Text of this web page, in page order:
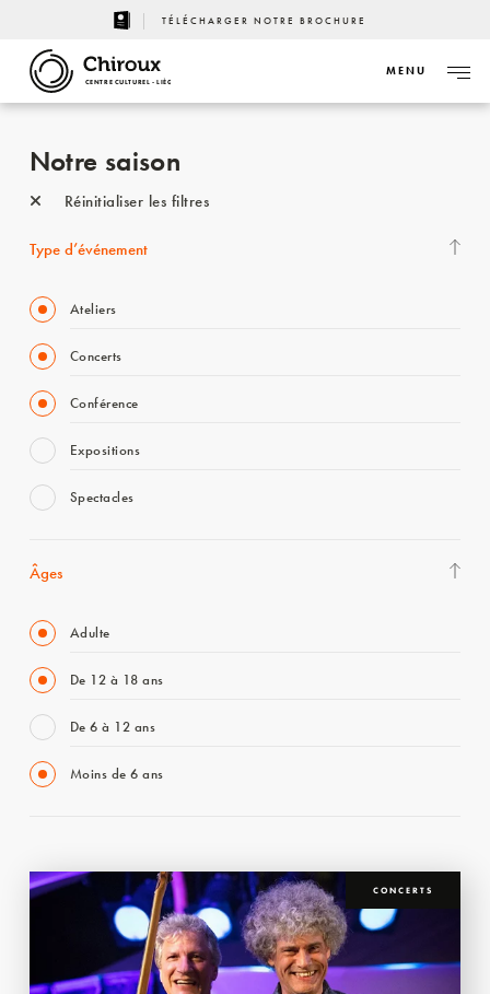
TÉLÉCHARGER NOTRE BROCHURE
CENTRE CULTUREL - LIÈGE
MENU
Notre saison
Réinitialiser les filtres
Type d’événement
Ateliers
Concerts
Conférence
Expositions
Spectacles
Âges
Adulte
De 12 à 18 ans
De 6 à 12 ans
Moins de 6 ans
CONCERTS